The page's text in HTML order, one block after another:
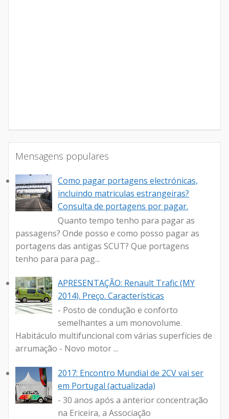
Mensagens populares
Como pagar portagens electrónicas,
incluindo matriculas estrangeiras?
Consulta de portagens por pagar.
Quanto tempo tenho para pagar as
passagens? Onde posso e como posso pagar as
portagens das antigas SCUT? Que portagens
tenho para para pag...
APRESENTAÇÃO: Renault Trafic (MY
2014). Preço. Características
- Posto de condução e conforto
semelhantes a um monovolume.
Habitáculo multifuncional com várias superfícies de
arrumação - Novo motor ...
2017: Encontro Mundial de 2CV vai ser
em Portugal (actualizada)
- 30 anos após a anterior concentração
na Ericeira, a Associação